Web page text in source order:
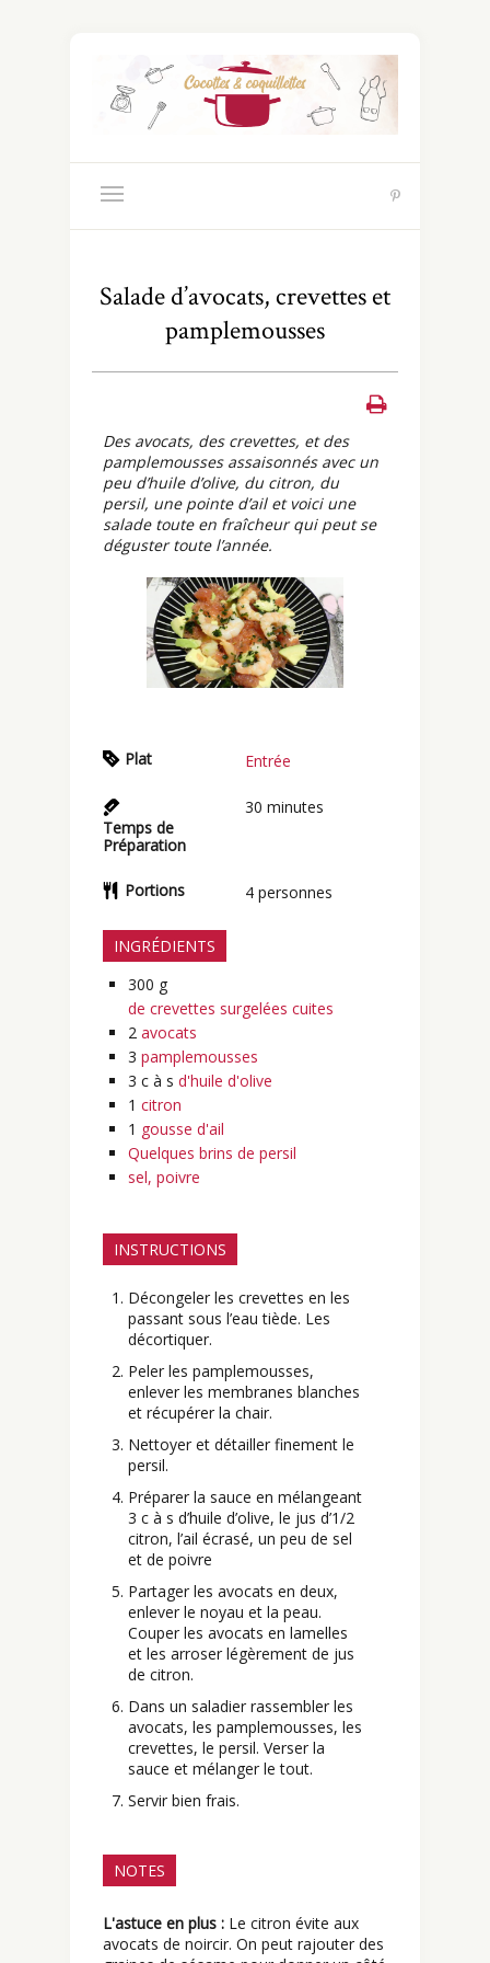
Salade d’avocats, crevettes et
pamplemousses
Des avocats, des crevettes, et des
pamplemousses assaisonnés avec un
peu d’huile d’olive, du citron, du
persil, une pointe d’ail et voici une
salade toute en fraîcheur qui peut se
déguster toute l’année.
Plat Entrée
Temps de
Préparation
30 minutes
Portions 4 personnes
INGRÉDIENTS
300 g
de crevettes surgelées cuites
2 avocats
3 pamplemousses
3 c à s d'huile d'olive
1 citron
1 gousse d'ail
Quelques brins de persil
sel, poivre
INSTRUCTIONS
Décongeler les crevettes en les
passant sous l’eau tiède. Les
décortiquer.
Peler les pamplemousses,
enlever les membranes blanches
et récupérer la chair.
Nettoyer et détailler finement le
persil.
Préparer la sauce en mélangeant
3 c à s d’huile d’olive, le jus d’1/2
citron, l’ail écrasé, un peu de sel
et de poivre
Partager les avocats en deux,
enlever le noyau et la peau.
Couper les avocats en lamelles
et les arroser légèrement de jus
de citron.
Dans un saladier rassembler les
avocats, les pamplemousses, les
crevettes, le persil. Verser la
sauce et mélanger le tout.
Servir bien frais.
NOTES
L'astuce en plus : Le citron évite aux
avocats de noircir. On peut rajouter des